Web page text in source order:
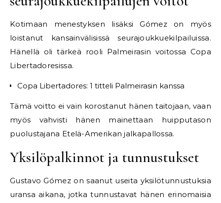
Kotimaan menestyksen lisäksi Gómez on myös
loistanut kansainvälisissä seurajoukkuekilpailuissa.
Hänellä oli tärkeä rooli Palmeirasin voitossa Copa
Libertadoresissa.
Copa Libertadores: 1 titteli Palmeirasin kanssa
Tämä voitto ei vain korostanut hänen taitojaan, vaan
myös vahvisti hänen mainettaan huipputason
puolustajana Etelä-Amerikan jalkapallossa.
Yksilöpalkinnot ja tunnustukset
Gustavo Gómez on saanut useita yksilötunnustuksia
uransa aikana, jotka tunnustavat hänen erinomaisia